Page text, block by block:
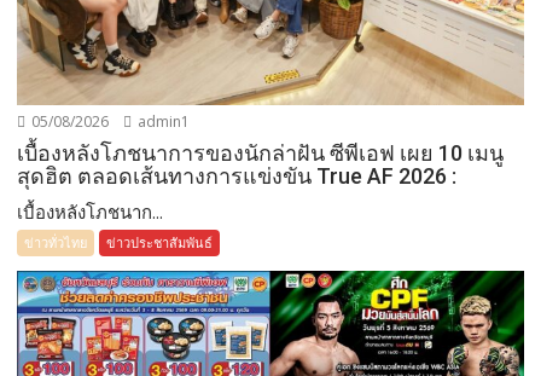
05/08/2026 admin1
เบื้องหลังโภชนาการของนักล่าฝัน ซีพีเอฟ เผย 10 เมนู
สุดฮิต ตลอดเส้นทางการแข่งขัน True AF 2026 :
เบื้องหลังโภชนาก...
ข่าวทั่วไทย ข่าวประชาสัมพันธ์